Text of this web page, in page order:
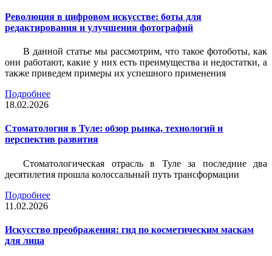
Революция в цифровом искусстве: боты для
редактирования и улучшения фотографий
В данной статье мы рассмотрим, что такое фотоботы, как
они работают, какие у них есть преимущества и недостатки, а
также приведем примеры их успешного применения
Подробнее
18.02.2026
Стоматология в Туле: обзор рынка, технологий и
перспектив развития
Стоматологическая отрасль в Туле за последние два
десятилетия прошла колоссальный путь трансформации
Подробнее
11.02.2026
Искусство преображения: гид по косметическим маскам
для лица